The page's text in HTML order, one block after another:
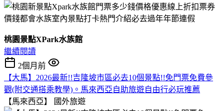
桃園景點XPark水族館
繼續閱讀
2個月前
【大馬】2026最新!!吉隆坡市區必去10個景點!!免門票免費參
觀(附交通搭乘教學)。馬來西亞自助旅遊自由行必玩推薦
【馬來西亞】
國外旅遊